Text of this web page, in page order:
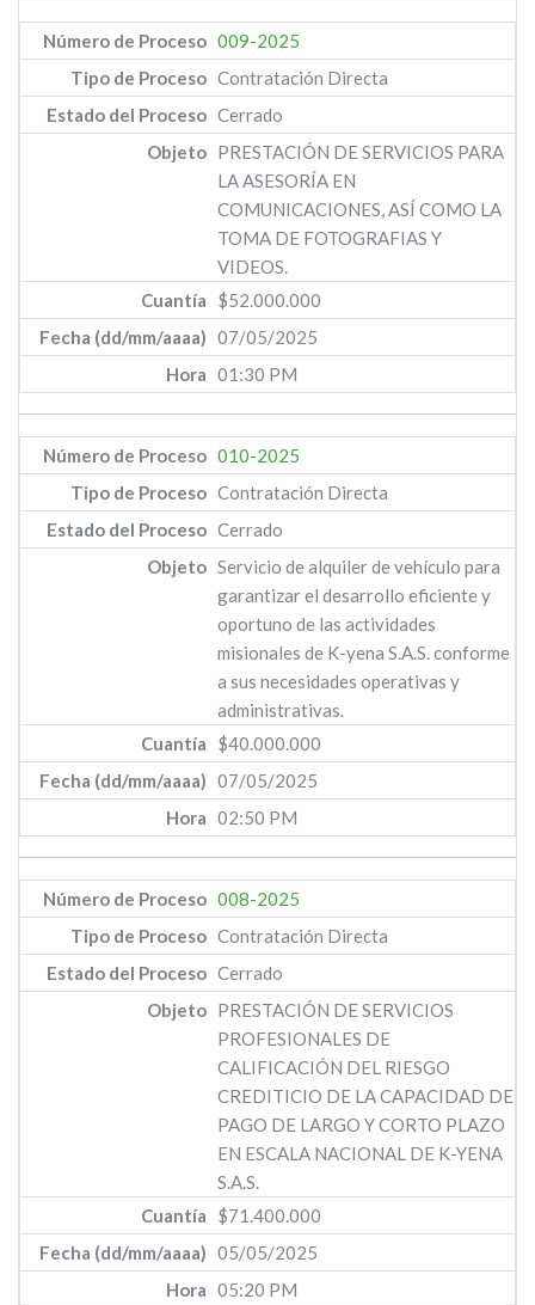
009-2025
Contratación Directa
Cerrado
PRESTACIÓN DE SERVICIOS PARA
LA ASESORÍA EN
COMUNICACIONES, ASÍ COMO LA
TOMA DE FOTOGRAFIAS Y
VIDEOS.
$52.000.000
07/05/2025
01:30 PM
010-2025
Contratación Directa
Cerrado
Servicio de alquiler de vehículo para
garantizar el desarrollo eficiente y
oportuno de las actividades
misionales de K-yena S.A.S. conforme
a sus necesidades operativas y
administrativas.
$40.000.000
07/05/2025
02:50 PM
008-2025
Contratación Directa
Cerrado
PRESTACIÓN DE SERVICIOS
PROFESIONALES DE
CALIFICACIÓN DEL RIESGO
CREDITICIO DE LA CAPACIDAD DE
PAGO DE LARGO Y CORTO PLAZO
EN ESCALA NACIONAL DE K-YENA
S.A.S.
$71.400.000
05/05/2025
05:20 PM